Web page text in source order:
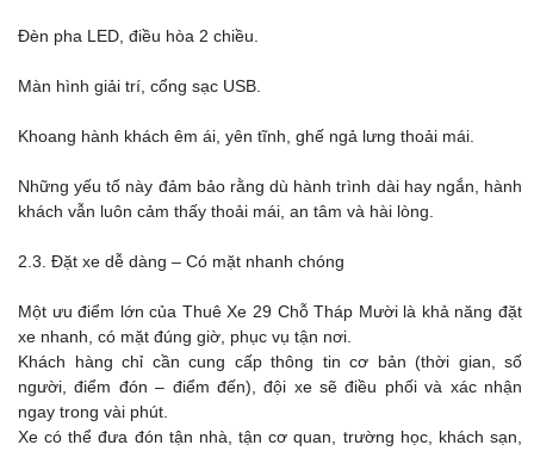
Đèn pha LED, điều hòa 2 chiều.
Màn hình giải trí, cổng sạc USB.
Khoang hành khách êm ái, yên tĩnh, ghế ngả lưng thoải mái.
Những yếu tố này đảm bảo rằng dù hành trình dài hay ngắn, hành
khách vẫn luôn cảm thấy thoải mái, an tâm và hài lòng.
2.3. Đặt xe dễ dàng – Có mặt nhanh chóng
Một ưu điểm lớn của Thuê Xe 29 Chỗ Tháp Mười là khả năng đặt
xe nhanh, có mặt đúng giờ, phục vụ tận nơi.
Khách hàng chỉ cần cung cấp thông tin cơ bản (thời gian, số
người, điểm đón – điểm đến), đội xe sẽ điều phối và xác nhận
ngay trong vài phút.
Xe có thể đưa đón tận nhà, tận cơ quan, trường học, khách sạn,